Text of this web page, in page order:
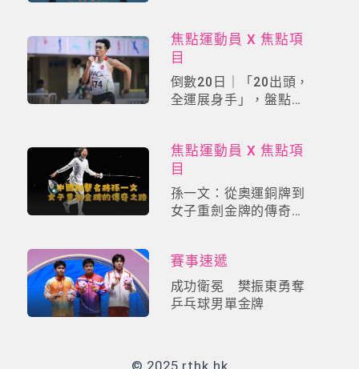
焦點運動員 X 焦點項
目
倒數20日｜「20出頭，
全運展身手」，盤點港
焦點運動員 X 焦點項
目
孫一文：從奧運銅牌到
女子重劍金牌的傳奇之
賽事速遞
成功衛冕 樊振東勇奪
乒乓球男單金牌